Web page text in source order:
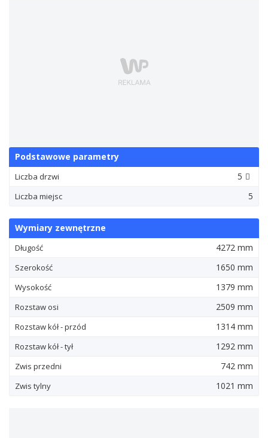
Podstawowe parametry
Liczba drzwi 5
Liczba miejsc 5
Wymiary zewnętrzne
Długość 4272 mm
Szerokość 1650 mm
Wysokość 1379 mm
Rozstaw osi 2509 mm
Rozstaw kół - przód 1314 mm
Rozstaw kół - tył 1292 mm
Zwis przedni 742 mm
Zwis tylny 1021 mm